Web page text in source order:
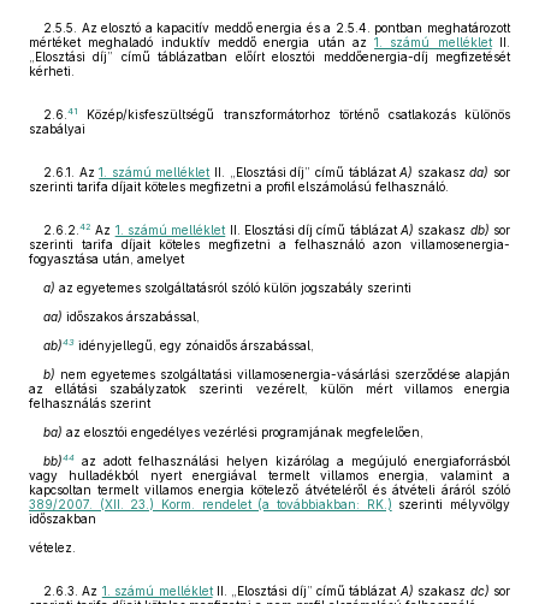
2.5.5. Az elosztó a kapacitív meddő energia és a 2.5.4. pontban meghatározott
mértéket meghaladó induktív meddő energia után az1. számú mellékletII.
„Elosztási díj” című táblázatban előírt elosztói meddőenergia-díj megfizetését
kérheti.
2.6. 41
Közép/kisfeszültségű transzformátorhoz történő csatlakozás különös
szabályai
2.6.1. Az1. számú melléklet II. „Elosztási díj” című táblázatA) szakaszda) sor
szerinti tarifa díjait köteles megfizetni a profil elszámolású felhasználó.
2.6.2. 42 Az 1. számú melléklet II. Elosztási díj című táblázatA) szakasz db) sor
szerinti tarifa díjait köteles megfizetni a felhasználó azon villamosenergia-
fogyasztása után, amelyet
a) az egyetemes szolgáltatásról szóló külön jogszabály szerinti
aa) időszakos árszabással,
ab)43 idényjellegű, egy zónaidős árszabással,
b) nem egyetemes szolgáltatási villamosenergia-vásárlási szerződése alapján
az ellátási szabályzatok szerinti vezérelt, külön mért villamos energia
felhasználás szerint
ba) az elosztói engedélyes vezérlési programjának megfelelően,
bb)44
az adott felhasználási helyen kizárólag a megújuló energiaforrásból
vagy hulladékból nyert energiával termelt villamos energia, valamint a
kapcsoltan termelt villamos energia kötelező átvételéről és átvételi áráról szóló
389/2007. (XII. 23.) Korm. rendelet (a továbbiakban: RK.) szerinti mélyvölgy
időszakban
vételez.
2.6.3. Az 1. számú mellékletII. „Elosztási díj” című táblázat A) szakasz dc) sor